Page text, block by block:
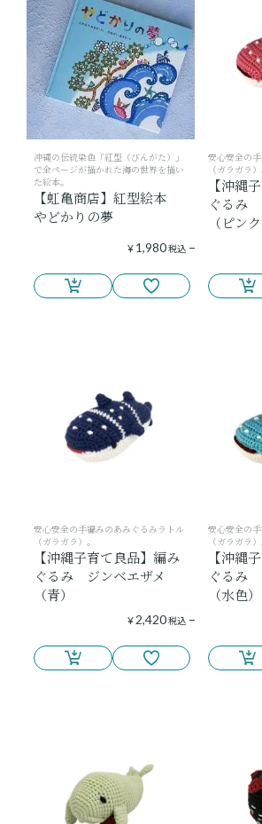
沖縄の伝統染色「紅型（びんがた）」
で全ページが描かれた海の世界を描い
た絵本。
【虹亀商店】紅型絵本
やどかりの夢
¥ 1,980税込
安心安全の
（ガラガラ）
【沖縄
ぐるみ
（ピンク
安心安全の手編みのあみぐるみラトル
（ガラガラ）。
【沖縄子育て良品】編み
ぐるみ ジンベエザメ
（青）
¥ 2,420税込
安心安全の
（ガラガラ）
【沖縄
ぐるみ
（水色）